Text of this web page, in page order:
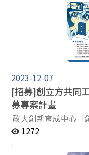
2023-12-07
[招募]創立方共同
募專案計畫
政大創新育成中心「
學生進駐招募專案計畫 申請時間：即日起至112年12月
1272